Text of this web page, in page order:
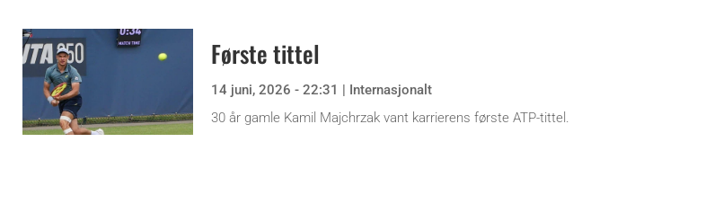
Første tittel
14 juni, 2026 - 22:31
Internasjonalt
30 år gamle Kamil Majchrzak vant karrierens første ATP-tittel.